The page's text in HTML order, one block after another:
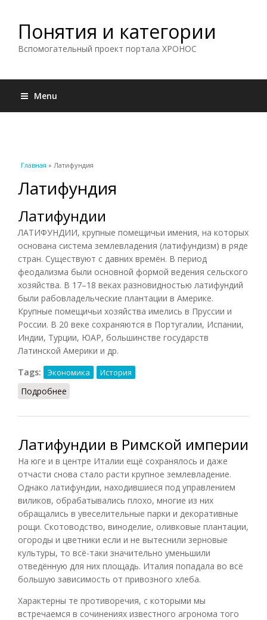
Понятия и категории
Вспомогательный проект портала ХРОНОС
Menu
Вы здесь
Главная » Латифундия
Латифундия
Латифундии
ЛАТИФУНДИИ, крупные помещичьи имения, на которых
основана система землевладения (латифундизм) в ряде
стран. Существуют с давних времён. В период
феодализма были основной формой ведения сельского
хозяйства. В 17–18 веках разновидностью латифундий
были рабовладельческие плантации в Америке.
Крупные помещичьи хозяйства имелись в Пруссии и
России. В 20 веке сохраняются в Португалии, Испании,
Индии, Турции, ЮАР, большинстве государств
Латинской Америки и др.
Tags:
Экономика История
Подробнее
Латифундии в Римской империи
На юге и в центре Италии ещё сохранялось и даже
отчасти снова стало расти крупное землевладение.
Однако латифундии, находившиеся под управлением
виликов, обрабатывались плохо, многие из них
обращались в увеселительные парки и декоративные
рощи. Скотоводство, виноделие, оливковые плантации,
огороды и цветники если и не вытеснили зерновые
культуры, то всё-таки значительно уменьшили
отведённую для них площадь. Италия попадала во всё
большую зависимость от привозного хлеба.
Характерны те противоречия, с которыми мы
встречаемся в сочинениях известного агронома того